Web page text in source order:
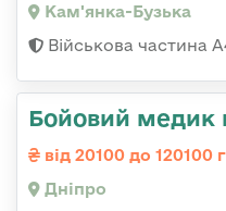
Кам'янка-Бузька
Військова частина
Бойовий медик
від 20100 до 120100
Дніпро